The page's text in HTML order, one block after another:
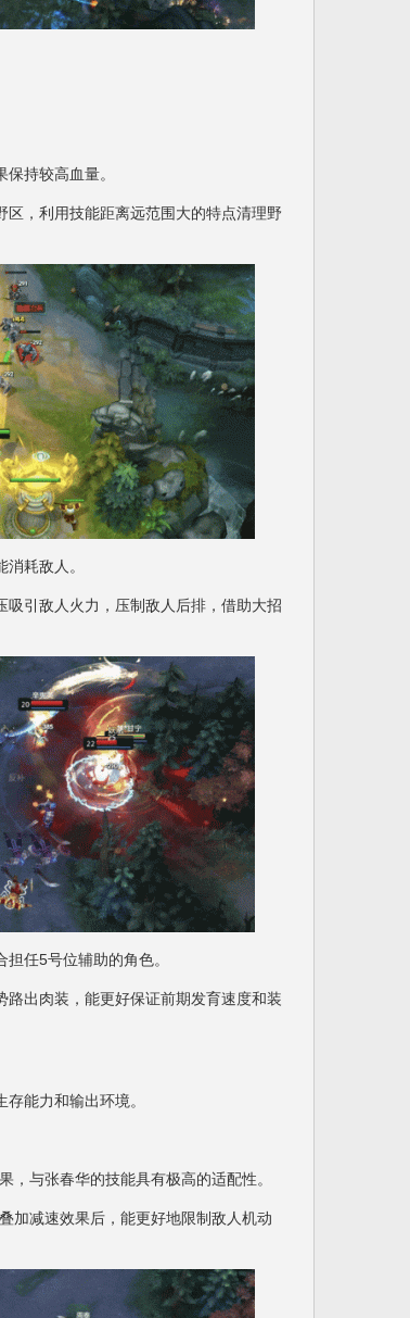
持较高血量。
，利用技能距离远范围大的特点清理野
耗敌人。
引敌人火力，压制敌人后排，借助大招
任5号位辅助的角色。
出肉装，能更好保证前期发育速度和装
能力和输出环境。
与张春华的技能具有极高的适配性。
减速效果后，能更好地限制敌人机动